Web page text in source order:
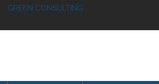
GREEN CONSULTING